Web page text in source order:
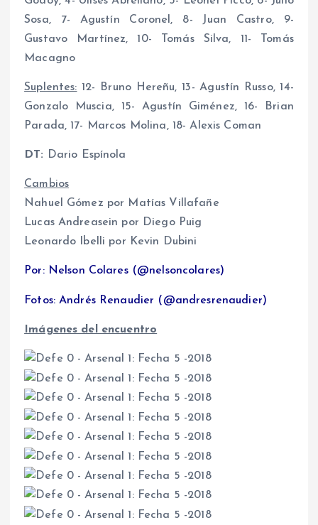
Sosa, 7- Agustín Coronel, 8- Juan Castro, 9-
Gustavo Martínez, 10- Tomás Silva, 11- Tomás
Macagno
Suplentes: 12- Bruno Hereñu, 13- Agustín Russo, 14-
Gonzalo Muscia, 15- Agustín Giménez, 16- Brian
Parada, 17- Marcos Molina, 18- Alexis Coman
DT: Dario Espínola
Cambios
Nahuel Gómez por Matías Villafañe
Lucas Andreasein por Diego Puig
Leonardo Ibelli por Kevin Dubini
Por: Nelson Colares (@nelsoncolares)
Fotos: Andrés Renaudier (@andresrenaudier)
Imágenes del encuentro